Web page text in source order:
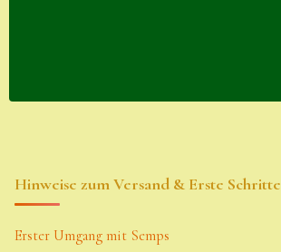
Hinweise zum Versand & Erste Schritte
Erster Umgang mit Semps